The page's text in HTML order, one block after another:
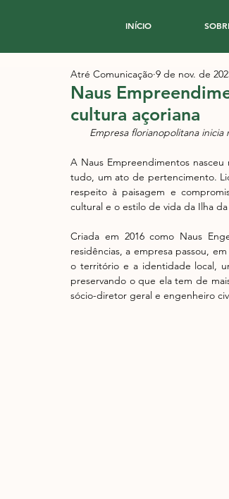
INÍCIO
Naus
cultura açoriana
Atré Comunicação 9 de nov. de
Empresa florianopolitana
A Naus Empreendimentos
tudo, um ato de pertencimento.
respeito à paisagem e
cultural e o estilo de vida da Ilha
Criada em 2016 como Naus
residências, a empresa passou,
o território e a identidade local,
preservando o que ela tem de
sócio-diretor geral e engenheiro